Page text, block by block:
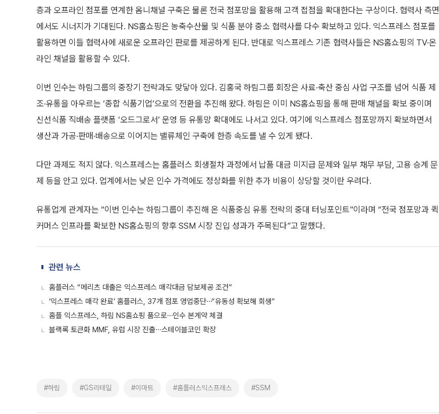
층과 오프라인 점포를 연계한 옴니채널 구축은 물론 전국 점포망을 활용해 고객 접점을 확대한다는 구상이다. 협력사 측면
에서도 시너지가 기대된다. NS홈쇼핑은 농축수산물 및 식품 분야 중소 협력사를 다수 확보하고 있다. 익스프레스 점포를
활용하면 이들 협력사에 새로운 오프라인 판로를 제공하게 된다. 반대로 익스프레스 기존 협력사들은 NS홈쇼핑의 TV·온
라인 채널을 활용할 수 있다.
이번 인수는 하림그룹의 중장기 전략과도 맞닿아 있다. 김홍국 하림그룹 회장은 사료·축산 중심 사업 구조를 넘어 식품 제
조·유통을 아우르는 ‘종합 식품기업’으로의 전환을 추진해 왔다. 하림은 이미 NS홈쇼핑을 통해 판매 채널을 확보 중이며
신선식품 직배송 플랫폼 ‘오드그로서’ 운영 등 유통망 확대에도 나서고 있다. 여기에 익스프레스 점포망까지 확보하면서
생산과 가공·판매·배송으로 이어지는 밸류체인 구축에 한층 속도를 낼 수 있게 됐다.
다만 과제도 적지 않다. 익스프레스는 홈플러스 회생절차 과정에서 납품 대금 미지급 문제와 일부 채무 부담, 고용 승계 문
제 등을 안고 있다. 업계에서는 낮은 인수 가격에도 정상화를 위한 추가 비용이 상당할 것이란 우려다.
유통업계 관계자는 “이번 인수는 하림그룹이 추진해 온 식품중심 유통 전략의 중대 터닝포인트”이라며 “전국 점포망과 퀵
커머스 인프라를 확보한 NS홈쇼핑의 향후 SSM 시장 진입 성과가 주목된다”고 말했다.
관련 뉴스
홈플러스 “메리츠 대출은 익스프레스 매각대금 담보제공 조건”
‘익스프레스 매각 완료’ 홈플러스, 37개 점포 영업중단⋯“유동성 확보해 회생”
홈플 익스프레스, 하림 NS홈쇼핑 품으로⋯인수 본계약 체결
블랙록 토큰화 MMF, 유럽 시장 진출∙∙∙스테이블코인 확장
#하림 #GS리테일 #이마트 #홈플러스익스프레스 #SSM